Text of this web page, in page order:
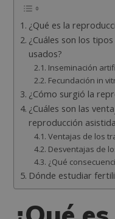
¿Qué es la
¿Cuáles son los
usados?
Inseminación
Fecundación in
¿Cómo surgió la
¿Cuáles son las
reproducción
Ventajas de los
Desventajas de
¿Qué
Dónde estudiar